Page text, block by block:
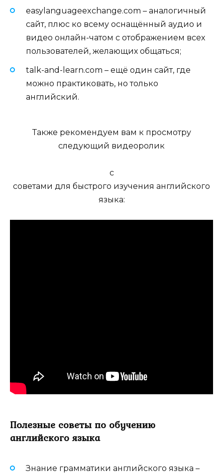
easylanguageexchange.com – аналогичный
сайт, плюс ко всему оснащённый аудио и
видео онлайн-чатом с отображением всех
пользователей, желающих общаться;
talk-and-learn.com – ещё один сайт, где
можно практиковать, но только
английский.
Также рекомендуем вам к просмотру
следующий видеоролик
с
советами для быстрого изучения английского
языка:
Полезные советы по обучению
английского языка
Знание грамматики английского языка –